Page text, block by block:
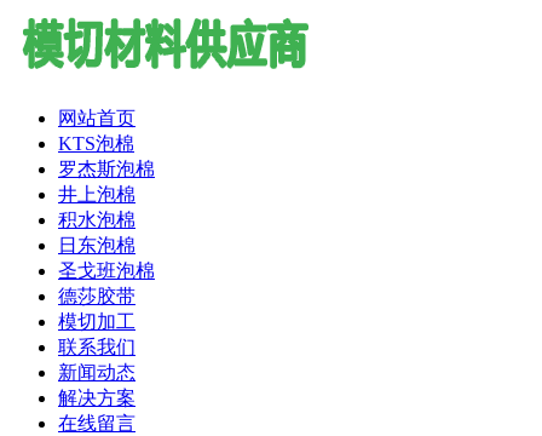
网站首页
KTS泡棉
罗杰斯泡棉
井上泡棉
积水泡棉
日东泡棉
圣戈班泡棉
德莎胶带
模切加工
联系我们
新闻动态
解决方案
在线留言